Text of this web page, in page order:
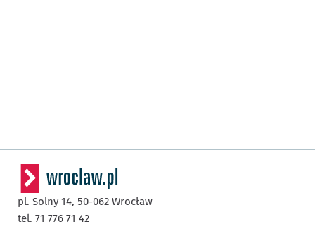
pl. Solny 14, 50-062 Wrocław
tel. 71 776 71 42